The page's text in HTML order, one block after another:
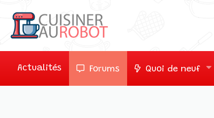
Actualités Forums Quoi de neuf